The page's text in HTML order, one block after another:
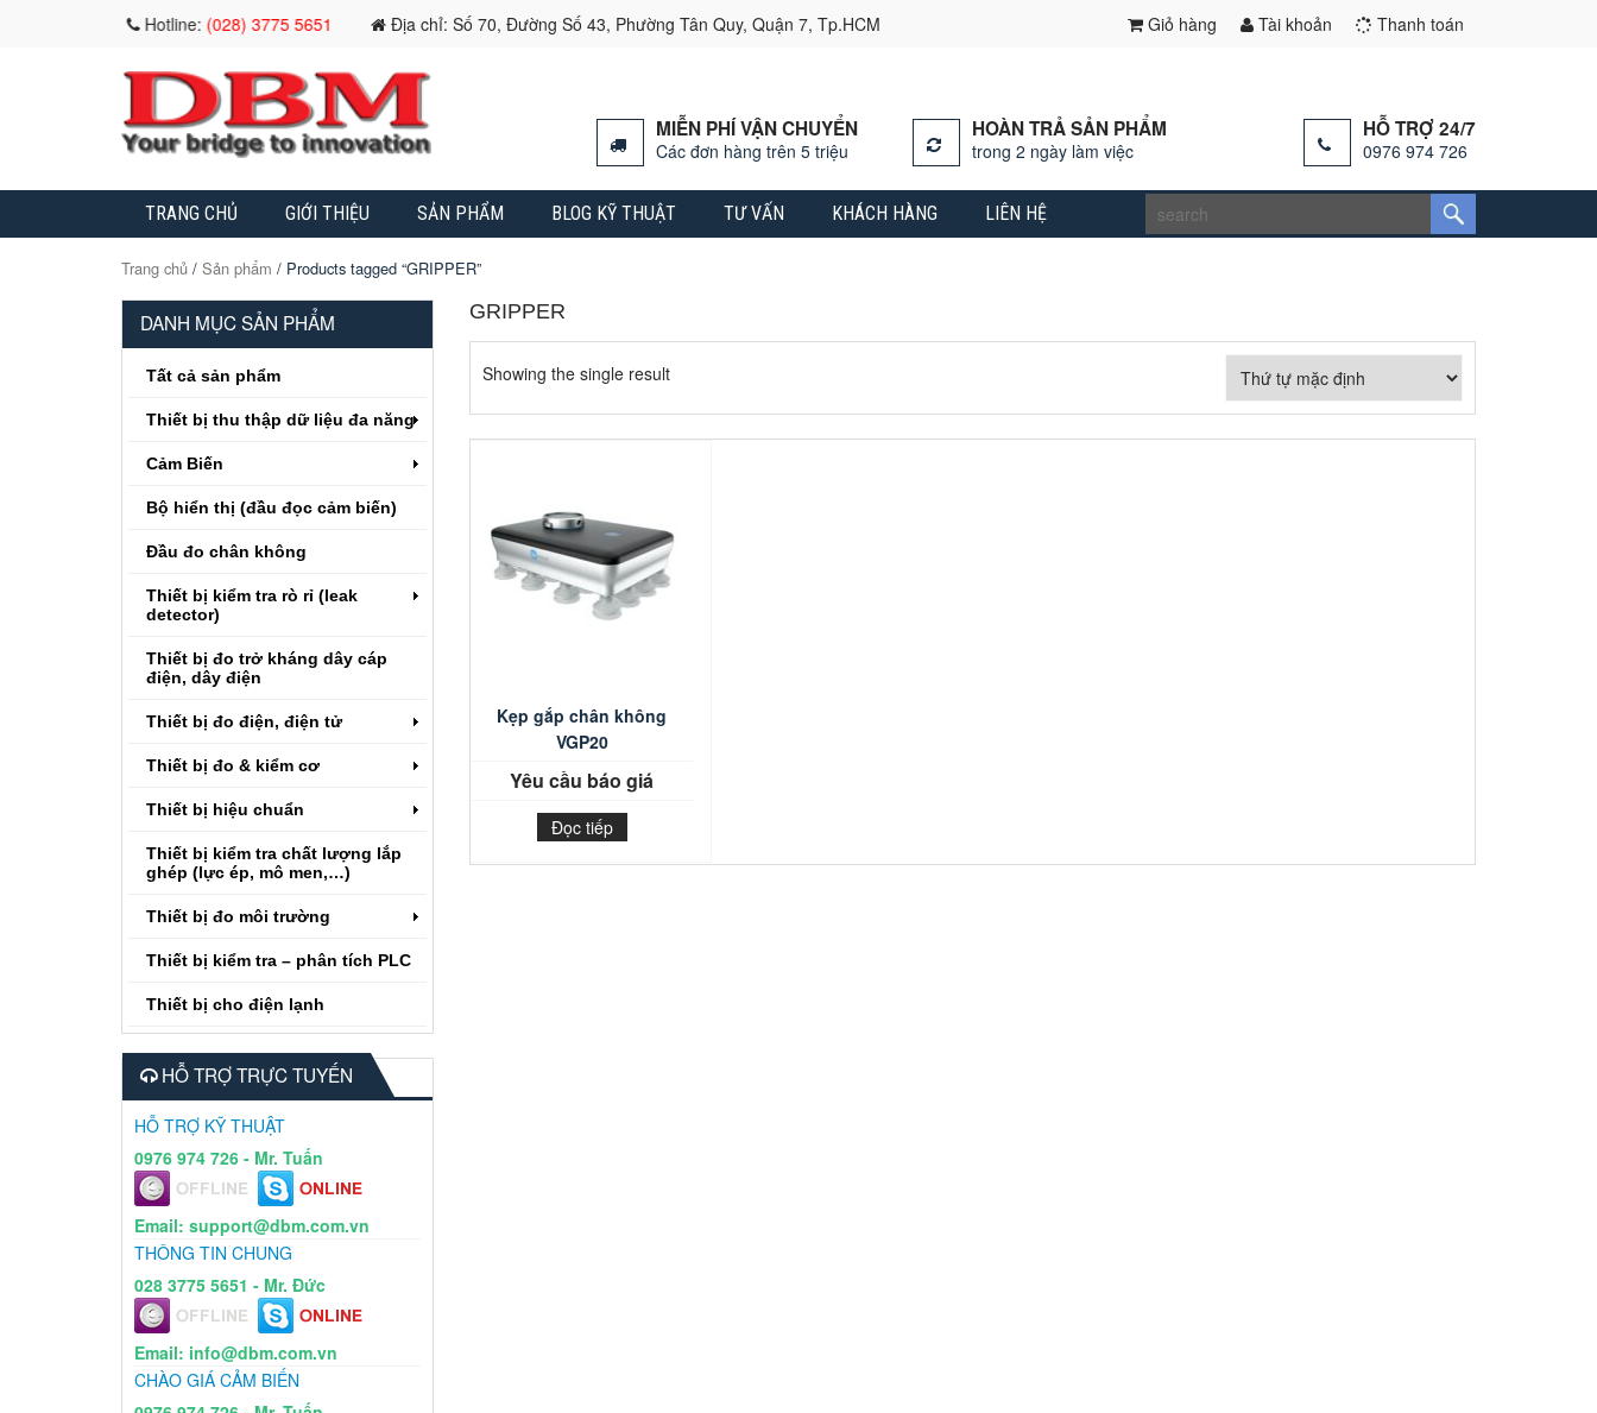
Hotline: (028) 3775 5651 Địa chỉ: Số 70, Đường Số 43, Phường Tân Quy, Quận 7, Tp.HCM Giỏ hàng Tài khoản Thanh toán
MIỄN PHÍ VẬN CHUYỂN
Các đơn hàng trên 5 triệu
HOÀN TRẢ SẢN PHẨM
trong 2 ngày làm việc
HỖ TRỢ 24/7
0976 974 726
TRANG CHỦ GIỚI THIỆU SẢN PHẨM BLOG KỸ THUẬT TƯ VẤN KHÁCH HÀNG LIÊN HỆ
Trang chủ / Sản phẩm / Products tagged “GRIPPER”
DANH MỤC SẢN PHẨM
Tất cả sản phẩm
Thiết bị thu thập dữ liệu đa năng
Cảm Biến
Bộ hiển thị (đầu đọc cảm biến)
Đầu đo chân không
Thiết bị kiểm tra rò rỉ (leak
detector)
Thiết bị đo trở kháng dây cáp
điện, dây điện
Thiết bị đo điện, điện tử
Thiết bị đo & kiểm cơ
Thiết bị hiệu chuẩn
Thiết bị kiểm tra chất lượng lắp
ghép (lực ép, mô men,…)
Thiết bị đo môi trường
Thiết bị kiểm tra – phân tích PLC
Thiết bị cho điện lạnh
HỖ TRỢ TRỰC TUYẾN
HỖ TRỢ KỸ THUẬT
0976 974 726 - Mr. Tuấn
Email: support@dbm.com.vn
THÔNG TIN CHUNG
028 3775 5651 - Mr. Đức
Email: info@dbm.com.vn
CHÀO GIÁ CẢM BIẾN
GRIPPER
Showing the single result
Kẹp gắp chân không
VGP20
Yêu cầu báo giá
Đọc tiếp